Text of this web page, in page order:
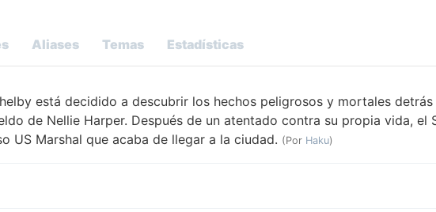
Aliases Temas Estadísticas
está decidido a descubrir los hechos peligrosos y mortales
de Nellie Harper. Después de un atentado contra su propia vida, el
US Marshal que acaba de llegar a la ciudad. (Por Haku)